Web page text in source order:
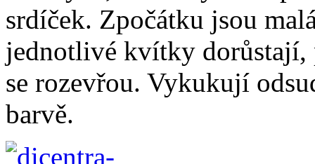
srdíček. Zpočátku jsou
jednotlivé kvítky dorůstají,
se rozevřou. Vykukují
barvě.